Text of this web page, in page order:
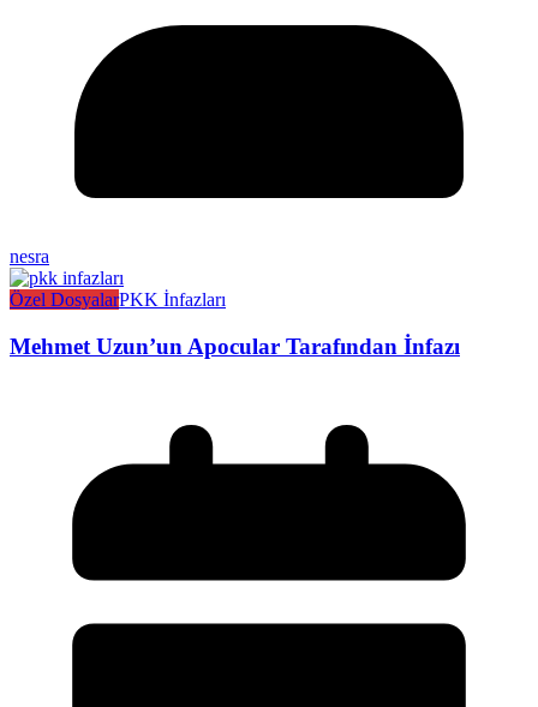
nesra
Özel DosyalarPKK İnfazları
Mehmet Uzun’un Apocular Tarafından İnfazı